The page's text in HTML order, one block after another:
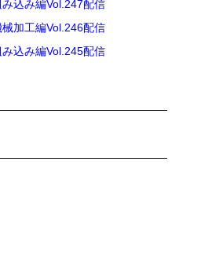
込み編Vol.247配信
加工編Vol.246配信
込み編Vol.245配信